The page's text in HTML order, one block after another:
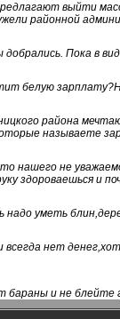
выйти
районной
Пока в
белую
района
называете
то нашего не
здороваешься и
уметь
нет
и не блейте